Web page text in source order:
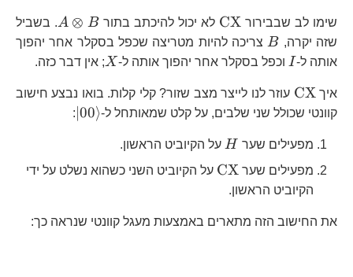
שימו לב שבבירור \text{CX} CX לא יכול להיכתב בתור
B
A ⊗ B
. בשביל
שזה יקרה,
B B צריכה להיות מטריצה שכפל בסקלר אחר יהפוך
אותה ל-
I I וכפל בסקלר אחר יהפוך אותה ל-
X
X; אין דבר כזה.
איך \text{CX} CX עוזר לנו לייצר מצב שזור? קלי קלות. בואו נבצע חישוב
קוונטי שכולל שני שלבים, על קלט שמאותחל ל-
∣00⟩
:
מפעילים שער H על הקיוביט הראשון.
מפעילים שער
\text{CX} CX על הקיוביט השני כשהוא נשלט על ידי
הקיוביט הראשון.
את החישוב הזה מתארים באמצעות מעגל קוונטי שנראה כך: